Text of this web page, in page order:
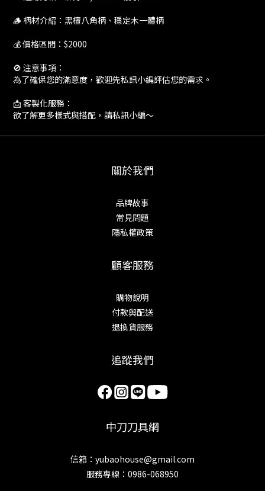
🪵 柄材介紹：黑檀八角柄、穩定木一體柄
💰 價格區間：$2000
🚫 注意事項：
為了確保您的滿意度，歡迎先私訊小編評估您的需求。
📩 客製化服務：
欲了解更多樣式與搭配，請私訊小編～
關於我們
品牌故事
常見問題
隱私權政策
顧客服務
購物說明
付款與配送
退換貨服務
追蹤我們
中刀刀具網
信箱：yubaohouse@gmail.com
服務專線：0986-068950